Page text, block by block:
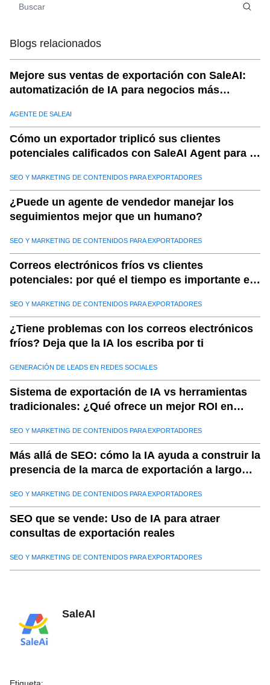
07. 2.3 Logística y optimización de rutas
09. 2.5 Predicción y mitigación de riesgos
cadena de suministro?
12. Conclusión
Blogs relacionados
Mejore sus ventas de exportación con SaleAI:
automatización de IA para negocios más
AGENTE DE SALEAI
Cómo un exportador triplicó sus clientes
potenciales calificados con SaleAI Agent para la
SEO Y MARKETING DE CONTENIDOS PARA EXPORTADORES
¿Puede un agente de vendedor manejar los
seguimientos mejor que un humano?
SEO Y MARKETING DE CONTENIDOS PARA EXPORTADORES
Correos electrónicos fríos vs clientes
potenciales: por qué el tiempo es importante en
SEO Y MARKETING DE CONTENIDOS PARA EXPORTADORES
¿Tiene problemas con los correos electrónicos
fríos? Deja que la IA los escriba por ti
GENERACIÓN DE LEADS EN REDES SOCIALES
Sistema de exportación de IA vs herramientas
tradicionales: ¿Qué ofrece un mejor ROI en
SEO Y MARKETING DE CONTENIDOS PARA EXPORTADORES
Más allá de SEO: cómo la IA ayuda a construir la
presencia de la marca de exportación a largo
SEO Y MARKETING DE CONTENIDOS PARA EXPORTADORES
SEO que se vende: Uso de IA para atraer
consultas de exportación reales
SEO Y MARKETING DE CONTENIDOS PARA EXPORTADORES
SaleAI
Etiqueta: